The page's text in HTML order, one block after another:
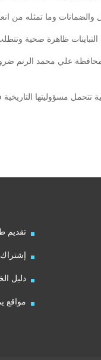
والضمانات وما تمثله من
ظاهرة صحية
علي محمد الرنم
تتحمل مسؤوليتها
تقديم
دليل
مواقع